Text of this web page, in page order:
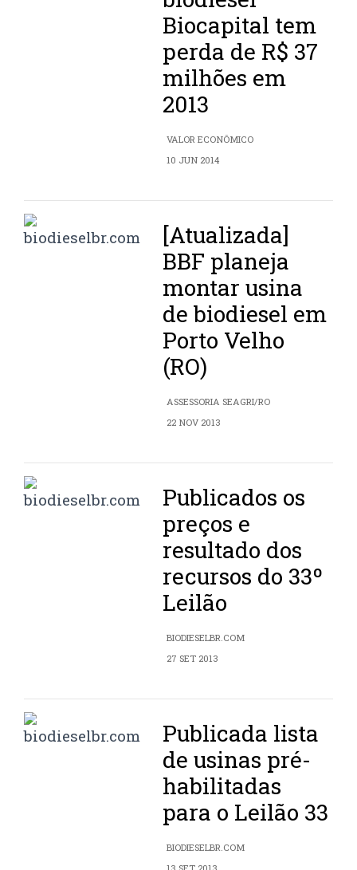
Biocapital tem
perda de R$ 37
milhões em
2013
VALOR ECONÔMICO
10 JUN 2014
[Atualizada]
BBF planeja
montar usina
de biodiesel em
Porto Velho
(RO)
ASSESSORIA SEAGRI/RO
22 NOV 2013
Publicados os
preços e
resultado dos
recursos do 33º
Leilão
BIODIESELBR.COM
27 SET 2013
Publicada lista
de usinas pré-
habilitadas
para o Leilão 33
BIODIESELBR.COM